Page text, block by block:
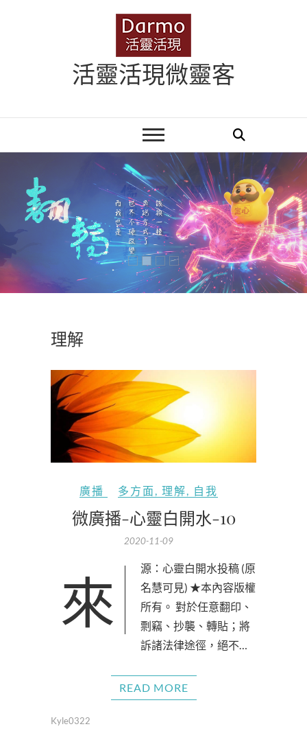
活靈活現微靈客
理解
廣播 多方面, 理解, 自我
微廣播-心靈白開水-10
2020-11-09
來源：心靈白開水投稿 (原
名慧可見) ★本內容版權
所有。 對於任意翻印、
剽竊、抄襲、轉貼；將
訴諸法律途徑，絕不…
READ MORE
Kyle0322